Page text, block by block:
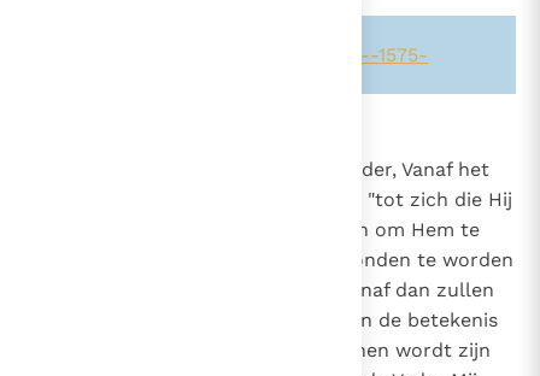
-880--1575-
Jezus is de Gezondene van de Vader, Vanaf het
begin van zijn dienstwerk riep Hij "tot zich die Hij
zelf wilde. Hij stelde er twaalf aan om Hem te
vergezellen en door Hem uitgezonden te worden
, Vanaf dan zullen
zij zijn "gezondenen" zijn (hetgeen de betekenis
), In hen wordt zijn